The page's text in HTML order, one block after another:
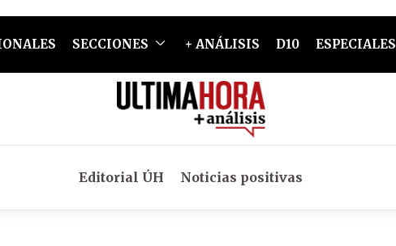
SECCIONES + ANÁLISIS D10 ESPECIALES
Editorial ÚH Noticias positivas